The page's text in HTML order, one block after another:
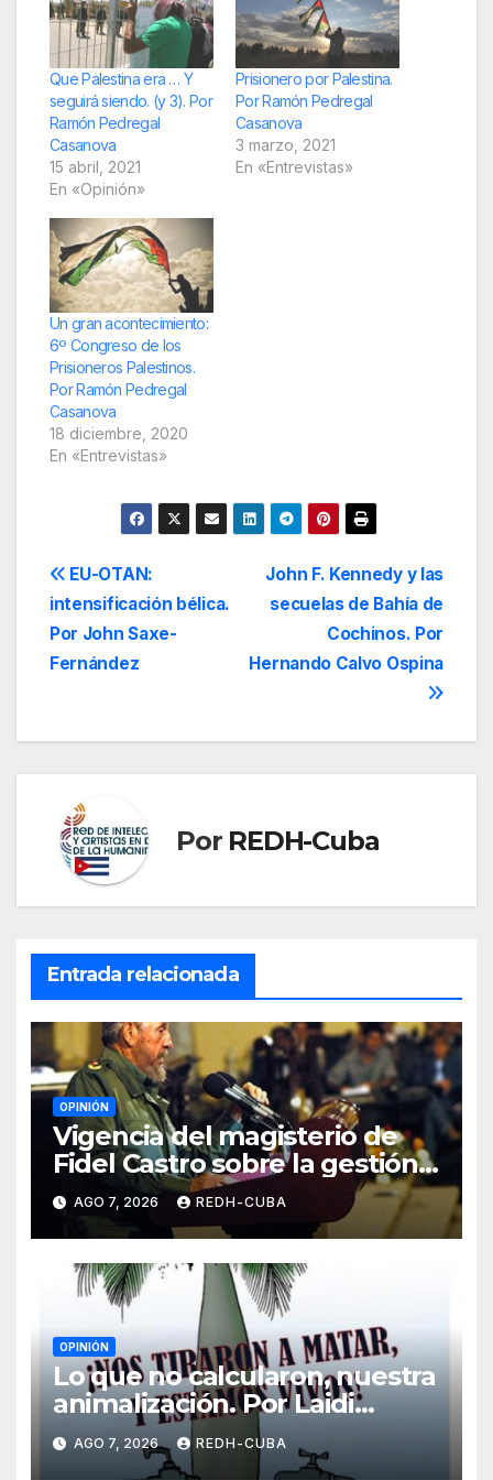
Que Palestina era … Y
seguirá siendo. (y 3). Por
Ramón Pedregal
Casanova
15 abril, 2021
En «Opinión»
Prisionero por Palestina.
Por Ramón Pedregal
Casanova
3 marzo, 2021
En «Entrevistas»
Un gran acontecimiento:
6º Congreso de los
Prisioneros Palestinos.
Por Ramón Pedregal
Casanova
18 diciembre, 2020
En «Entrevistas»
Navegación
de
entradas
John F. Kennedy y las
secuelas de Bahía de
Cochinos. Por
Hernando Calvo Ospina
EU-OTAN:
intensificación bélica.
Por John Saxe-
Fernández
Por REDH-Cuba
Entrada relacionada
OPINIÓN
Vigencia del magisterio de
Fidel Castro sobre la gestión
del liderazgo revolucionario.
Por Jorge Luís Guach Estévez
AGO 7, 2026 REDH-CUBA
OPINIÓN
Lo que no calcularon, nuestra
animalización. Por Laidi
Fernández de Juan
AGO 7, 2026 REDH-CUBA